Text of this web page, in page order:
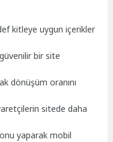
kitleye uygun içerikler
bir site
dönüşüm oranını
sitede daha
yaparak mobil